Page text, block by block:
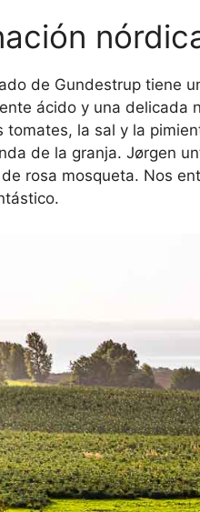
de Gundestrup tiene
ácido y una delicada
tomates, la sal y la
de la granja. Jørgen
rosa mosqueta. Nos